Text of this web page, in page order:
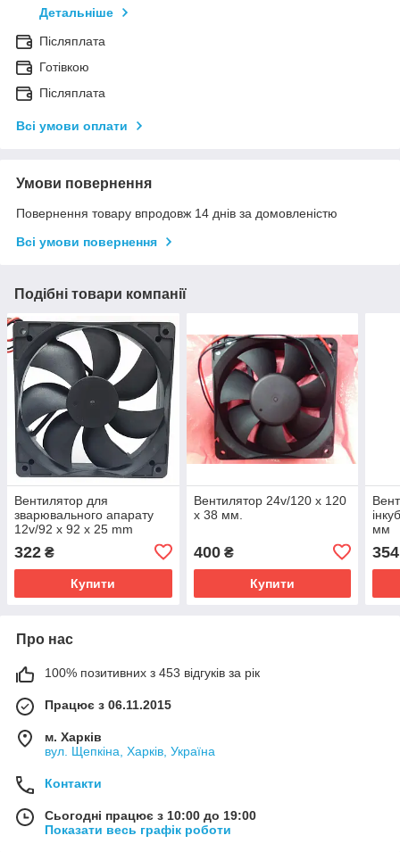
Детальніше
Післяплата
Готівкою
Післяплата
Всі умови оплати
Умови повернення
Повернення товару впродовж 14 днів за домовленістю
Всі умови повернення
Подібні товари компанії
Вентилятор для
зварювального апарату
12v/92 x 92 x 25 mm
322 ₴
Купити
Вентилятор 24v/120 x 120
x 38 мм.
400₴
Купити
мм
354
Про нас
100% позитивних з 453 відгуків за рік
Працює з 06.11.2015
м. Харків
вул. Щепкіна, Харків, Україна
Контакти
Сьогодні працює з 10:00 до 19:00
Показати весь графік роботи